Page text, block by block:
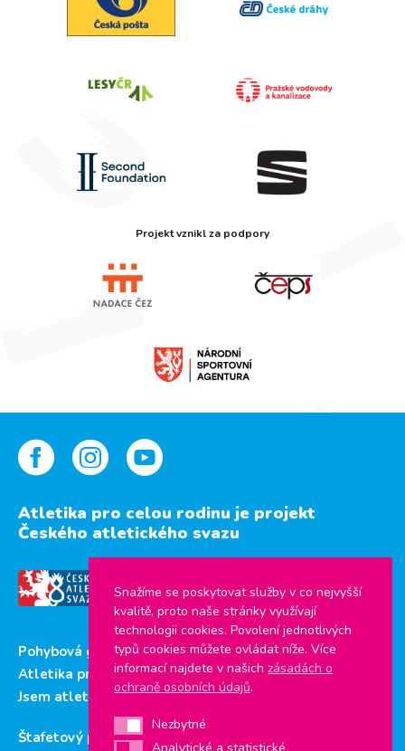
Projekt vznikl za podpory
Atletika pro celou rodinu je projekt
Českého atletického svazu
Pohybová gramotnost
Atletika pro děti
Jsem atlet
Štafetový pohár
Snažíme se poskytovat služby v co nejvyšší
kvalitě, proto naše stránky využívají
technologii cookies. Povolení jednotlivých
typů cookies můžete ovládat níže. Více
informací najdete v našich zásadách o
ochraně osobních údajů.
NezbytnéNezbytné